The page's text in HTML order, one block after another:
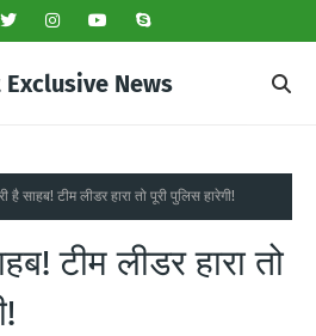
News
है साहब! टीम लीडर हारा तो पूरी पुलिस हारेगी!
टीम लीडर हारा तो